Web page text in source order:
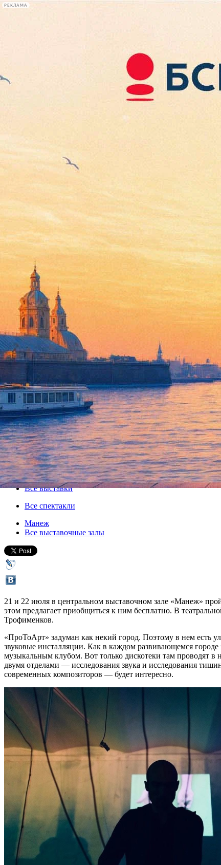
РЕКЛАМА
лекции
книги
Посетителей «ПроТоАрта»
21 июля 2018, суббота,18.00-22 июля 2018, воскресенье
Версия для печати
Все афиша плюс
Все выставки
Все спектакли
Манеж
Все выставочные залы
21 и 22 июля в центральном выставочном зале «Манеж»
этом предлагает приобщиться к ним бесплатно. В
Трофименков.
«ПроТоАрт» задуман как некий город. Поэтому в нем
звуковые инсталляции. Как в каждом развивающемся
музыкальным клубом. Вот только дискотеки там проводят
двумя отделами — исследования звука и исследования
современных композиторов — будет интересно.